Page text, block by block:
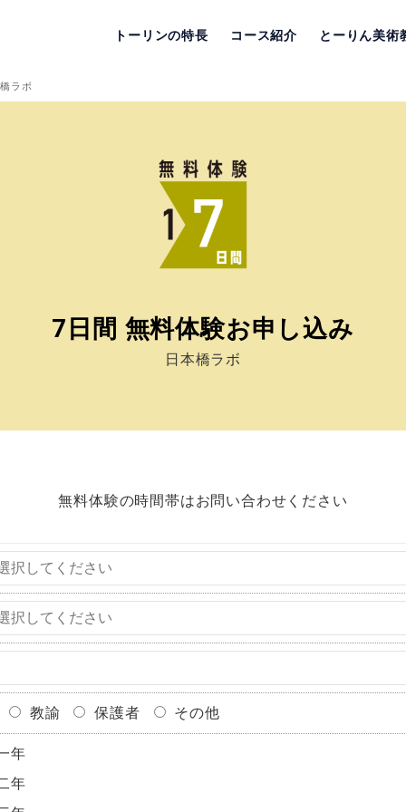
トーリンの特長 コース紹介 とーりん美術
ラボ
7日間 無料体験お申し込み
日本橋ラボ
無料体験の時間帯はお問い合わせください
教諭 保護者 その他
年
年